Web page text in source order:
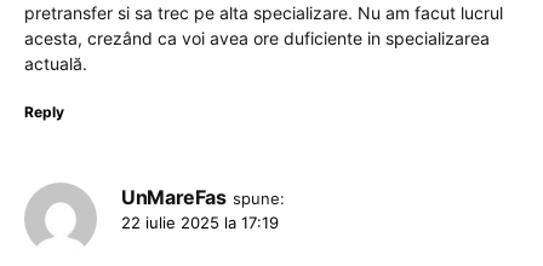
pretransfer si sa trec pe alta specializare. Nu am facut lucrul
acesta, crezând ca voi avea ore duficiente in specializarea
actuală.
Reply
UnMareFas spune:
22 iulie 2025 la 17:19